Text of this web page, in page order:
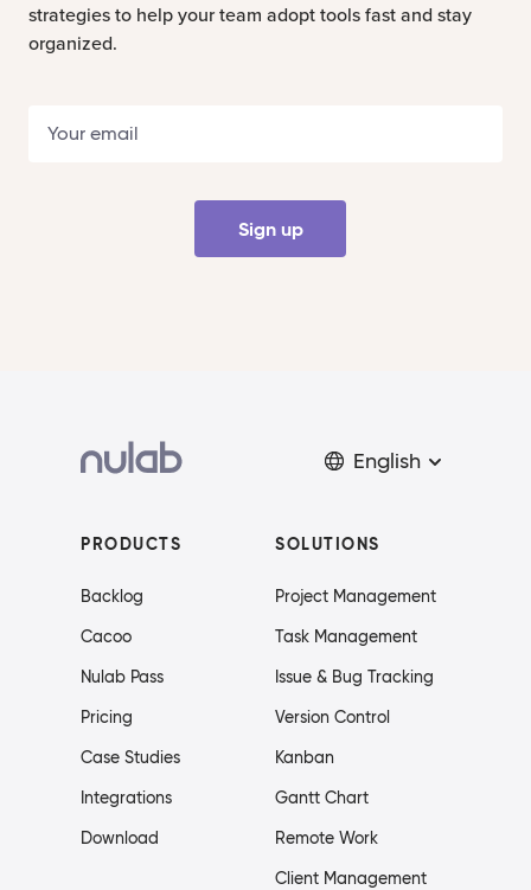
strategies to help your team adopt tools fast and stay
organized.
Sign up
English
PRODUCTS
Backlog
Cacoo
Nulab Pass
Pricing
Case Studies
Integrations
Download
SOLUTIONS
Project Management
Task Management
Issue & Bug Tracking
Version Control
Kanban
Gantt Chart
Remote Work
Client Management